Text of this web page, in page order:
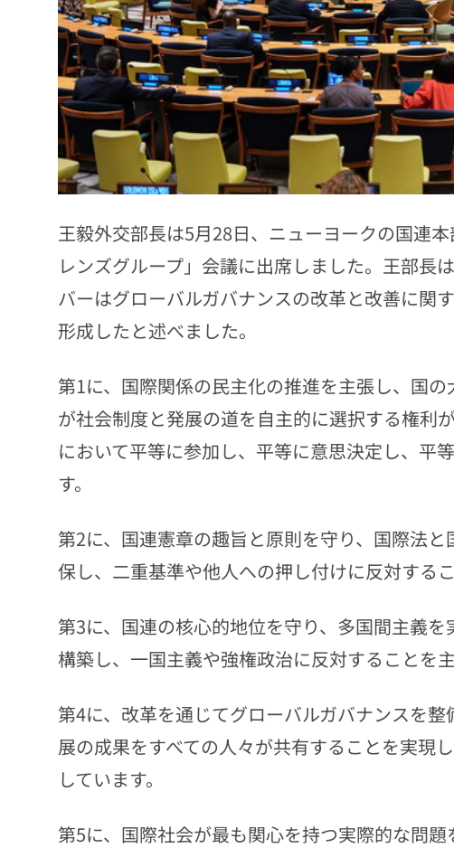
王毅外交部長は5月28日、ニューヨークの国連
レンズグループ」会議に出席しました。王部長
バーはグローバルガバナンスの改革と改善に関
形成したと述べました。
第1に、国際関係の民主化の推進を主張し、国
が社会制度と発展の道を自主的に選択する権利
において平等に参加し、平等に意思決定し、平
す。
第2に、国連憲章の趣旨と原則を守り、国際法
保し、二重基準や他人への押し付けに反対する
第3に、国連の核心的地位を守り、多国間主義
構築し、一国主義や強権政治に反対することを主
第4に、改革を通じてグローバルガバナンスを
展の成果をすべての人々が共有することを実現
しています。
第5に、国際社会が最も関心を持つ実際的な問